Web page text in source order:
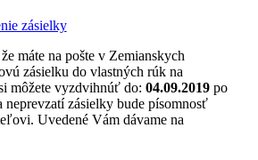
zásielky
máte na pošte v Zemianskych
zásielku do vlastných rúk na
môžete vyzdvihnúť do: 04.09.2019 po
neprevzatí zásielky bude písomnosť
Uvedené Vám dávame na